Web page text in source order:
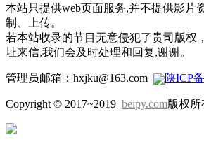
本站只提供web页面服务,并不提供影片
制、上传。
若本站收录的节目无意侵犯了贵司版权
址来信,我们会及时处理和回复,谢谢。
管理员邮箱：hxjku@163.com 陕ICP
Copyright © 2017~2019 beipy.com版权